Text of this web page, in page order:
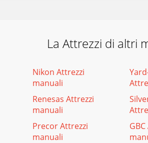
La Attrezzi di altri
Nikon Attrezzi
manuali
Renesas Attrezzi
manuali
Precor Attrezzi
manuali